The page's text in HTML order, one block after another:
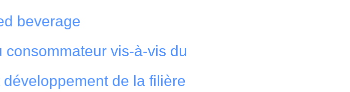
beverage
vis-à-vis du
de la filière